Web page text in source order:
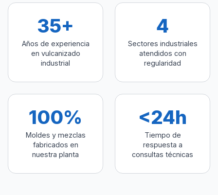
35+
Años de experiencia
en vulcanizado
industrial
4
Sectores industriales
atendidos con
regularidad
100%
Moldes y mezclas
fabricados en
nuestra planta
<24h
Tiempo de
respuesta a
consultas técnicas